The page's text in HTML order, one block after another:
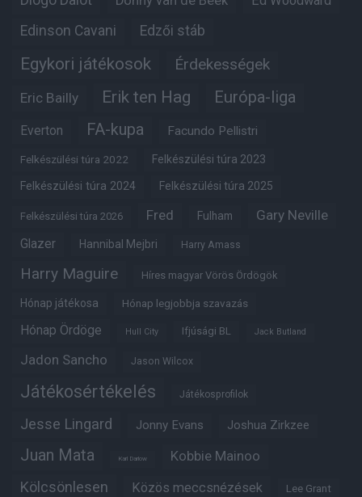
Edinson Cavani Edzői stáb
Egykori játékosok Érdekességek
Eric Bailly Erik ten Hag Európa-liga
Everton FA-kupa Facundo Pellistri
Felkészülési túra 2022 Felkészülési túra 2023
Felkészülési túra 2024 Felkészülési túra 2025
Felkészülési túra 2026 Fred Fulham Gary Neville
Glazer Hannibal Mejbri Harry Amass
Harry Maguire Híres magyar Vörös Ördögök
Hónap játékosa Hónap legjobbja szavazás
Hónap Ördöge Hull City Ifjúsági BL Jack Butland
Jadon Sancho Jason Wilcox
Játékosértékelés Játékosprofilok
Jesse Lingard Jonny Evans Joshua Zirkzee
Juan Mata Karl Darlow Kobbie Mainoo
Kölcsönlesen Közös meccsnézések Lee Grant